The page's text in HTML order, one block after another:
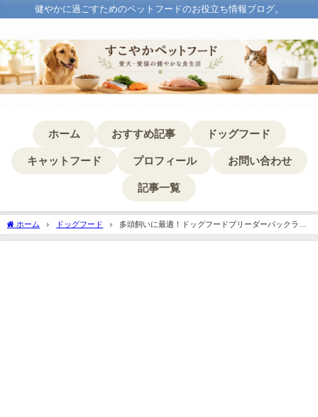
健やかに過ごすためのペットフードのお役立ち情報ブログ。
ホーム おすすめ記事 ドッグフード
キャットフード プロフィール お問い合わせ
記事一覧
ホーム ドッグフード
多頭飼いに最適！ドッグフードブリーダーパックラン
キング解説